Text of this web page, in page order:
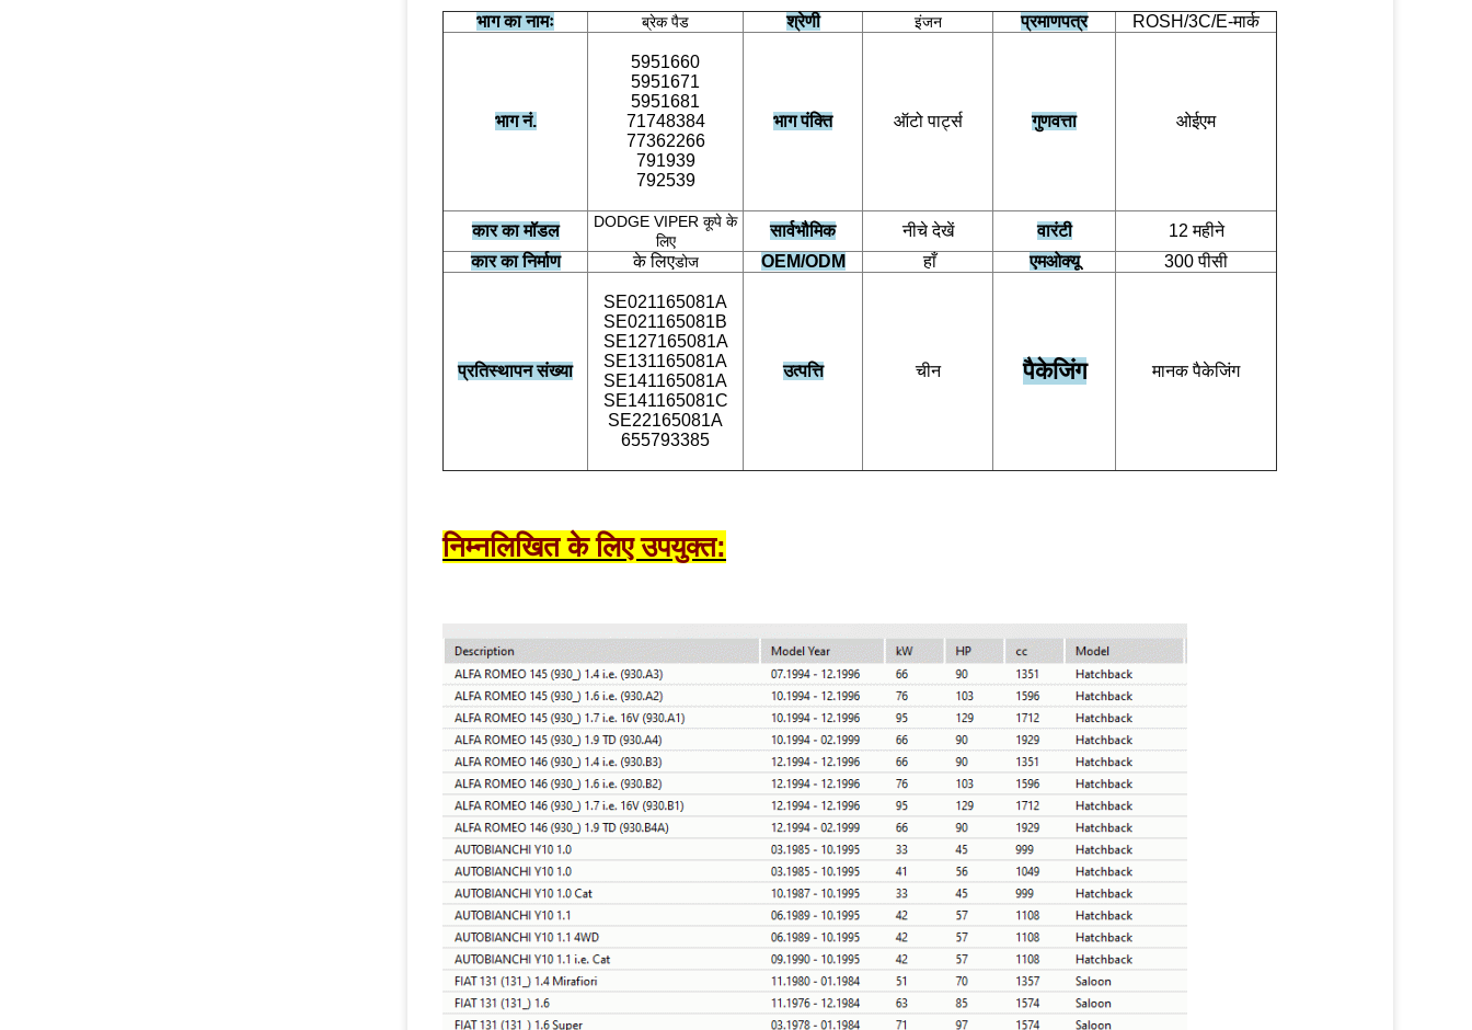
भाग का नामः ब्रेक पैड श्रेणी इंजन प्रमाणपत्र ROSH/3C/E-मार्क
भाग नं.
5951660
5951671
5951681
71748384
77362266
791939
792539
भाग पंक्ति ऑटो पार्ट्स गुणवत्ता ओईएम
कार का मॉडल
DODGE VIPER कूपे के
लिए
सार्वभौमिक नीचे देखें वारंटी
12 महीने
कार का निर्माण
के लिएडोज OEM/ODM हाँ एमओक्यू 300 पीसी
प्रतिस्थापन संख्या
SE021165081A
SE021165081B
SE127165081A
SE131165081A
SE141165081A
SE141165081C
SE22165081A
655793385
उत्पत्ति चीन पैकेजिंग मानक पैकेजिंग
निम्नलिखित के लिए उपयुक्त: